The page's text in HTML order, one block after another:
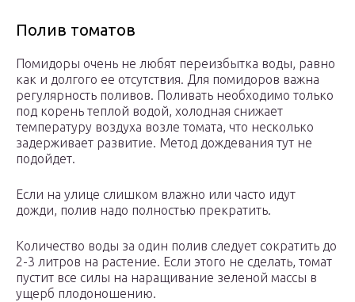
Полив томатов
Помидоры очень не любят переизбытка воды, равно
как и долгого ее отсутствия. Для помидоров важна
регулярность поливов. Поливать необходимо только
под корень теплой водой, холодная снижает
температуру воздуха возле томата, что несколько
задерживает развитие. Метод дождевания тут не
подойдет.
Если на улице слишком влажно или часто идут
дожди, полив надо полностью прекратить.
Количество воды за один полив следует сократить до
2-3 литров на растение. Если этого не сделать, томат
пустит все силы на наращивание зеленой массы в
ущерб плодоношению.